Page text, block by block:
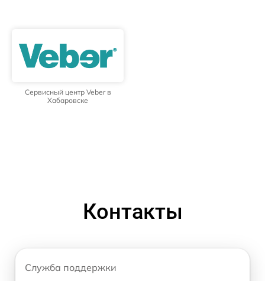
Сервисный центр Veber в
Хабаровске
Контакты
Служба поддержки